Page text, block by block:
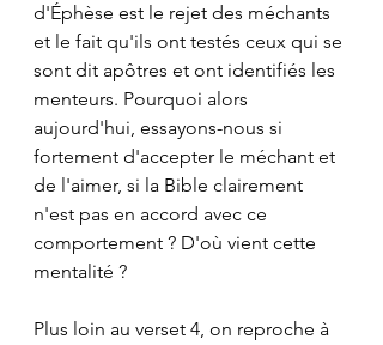
d'Éphèse est le rejet des méchants
et le fait qu'ils ont testés ceux qui se
sont dit apôtres et ont identifiés les
menteurs. Pourquoi alors
aujourd'hui, essayons-nous si
fortement d'accepter le méchant et
de l'aimer, si la Bible clairement
n'est pas en accord avec ce
comportement ? D'où vient cette
mentalité ?
Plus loin au verset 4, on reproche à